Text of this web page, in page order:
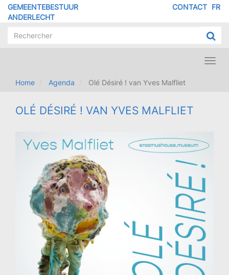
Overslaan
GEMEENTEBESTUUR
ANDERLECHT
FR
CONTACT
Home
Agenda Olé Désiré ! van Yves Malfliet
OLÉ DÉSIRÉ ! VAN YVES MALFLIET